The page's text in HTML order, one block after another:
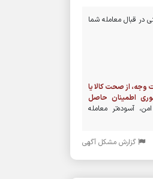
قبال معامله شما
وجه، از صحت کالا یا
اطمینان حاصل
آسوده‌تر معامله
گزارش مشکل آگهی